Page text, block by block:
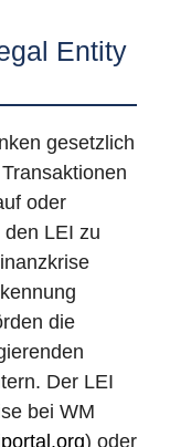
Entity
gesetzlich
oder
LEI zu
die
Der LEI
bei WM
) oder